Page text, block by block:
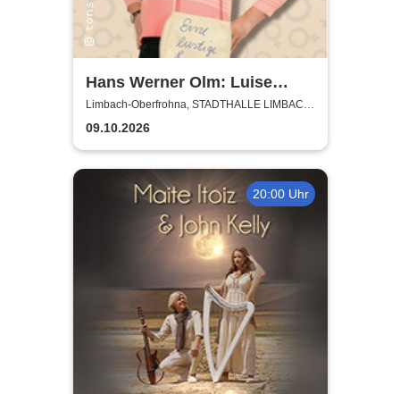
Hans Werner Olm: Luise
Koschinsky - Ein Pullover voll
Frau
Limbach-Oberfrohna, STADTHALLE LIMBACH-
OBERFROHNA
09.10.2026
20:00 Uhr